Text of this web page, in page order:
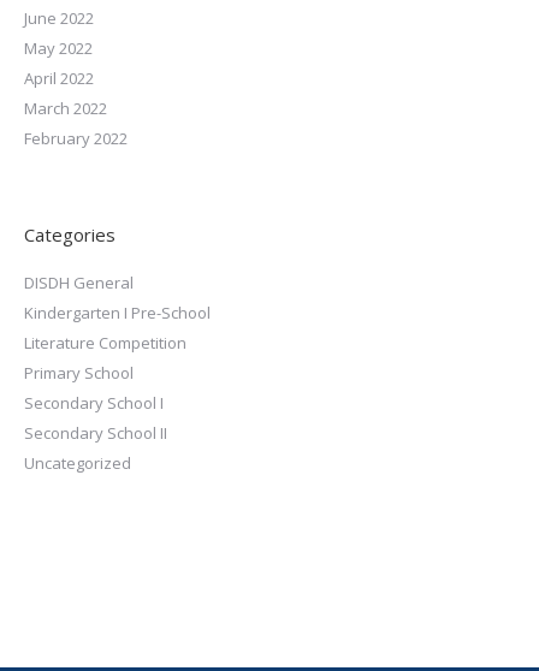
June 2022
May 2022
April 2022
March 2022
February 2022
Categories
DISDH General
Kindergarten I Pre-School
Literature Competition
Primary School
Secondary School I
Secondary School II
Uncategorized